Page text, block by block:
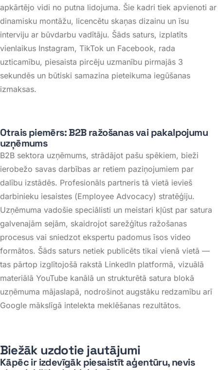
apkārtējo vidi no putna lidojuma. Šie kadri tiek apvienoti ar
dinamisku montāžu, licencētu skaņas dizainu un īsu
interviju ar būvdarbu vadītāju. Šāds saturs, izplatīts
vienlaikus Instagram, TikTok un Facebook, rada
uzticamību, piesaista pircēju uzmanību pirmajās 3
sekundēs un būtiski samazina pieteikuma iegūšanas
izmaksas.
Otrais piemērs: B2B ražošanas vai pakalpojumu
uzņēmums
B2B sektora uzņēmums, strādājot pašu spēkiem, bieži
ierobežo savas darbības ar retiem paziņojumiem par
dalību izstādēs. Profesionāls partneris tā vietā ievieš
darbinieku iesaistes (Employee Advocacy) stratēģiju.
Uzņēmuma vadošie speciālisti un meistari kļūst par satura
galvenajām sejām, skaidrojot sarežģītus ražošanas
procesus vai sniedzot ekspertu padomus īsos video
formātos. Šāds saturs netiek publicēts tikai vienā vietā —
tas pārtop izglītojošā rakstā LinkedIn platformā, vizuālā
materiālā YouTube kanālā un strukturētā satura blokā
uzņēmuma mājaslapā, nodrošinot augstāku redzamību arī
Google mākslīgā intelekta meklēšanas rezultātos.
Biežāk uzdotie jautājumi
Kāpēc ir izdevīgāk piesaistīt aģentūru, nevis